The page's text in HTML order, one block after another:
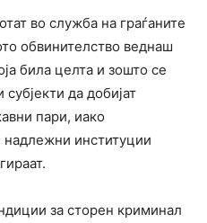
во служба на граѓаните
обвинителство веднаш
била целта и зошто се
да добијат
пари, иако
надлежни институции
за сторен криминал